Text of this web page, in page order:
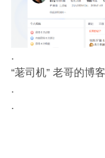
.
“荖司机” 老哥的博
.
.